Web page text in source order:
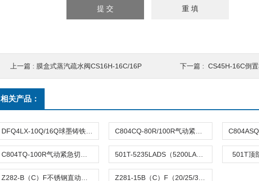
上一篇 : 膜盒式蒸汽疏水阀CS16H-16C/16P 下一篇 : CS45H-16C倒
相关产品：
501T顶